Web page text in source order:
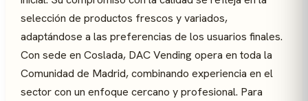
selección de productos frescos y variados,
adaptándose a las preferencias de los usuarios finales.
Con sede en Coslada, DAC Vending opera en toda la
Comunidad de Madrid, combinando experiencia en el
sector con un enfoque cercano y profesional. Para